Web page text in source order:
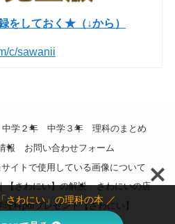
しておく★（↓から）
c/sawanii
中学２年 中学３年
理科のまとめ
報
お問い合わせフォーム
サイトで使用している画像について
【さわにい】の解説
さわにいの店
理科pdfプレゼント【さわにい】
さわにい」の理科の本 ／